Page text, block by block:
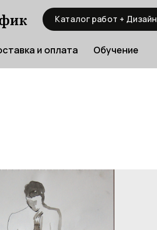
Каталог работ + Дизайн
и оплата Обучение